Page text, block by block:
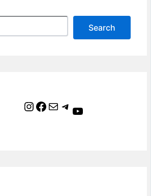
Search
Instagram Facebook Mail Telegram YouTube